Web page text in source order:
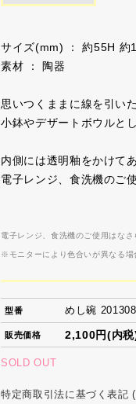
サイズ(mm) ： 約55H 約
素材 ： 陶器
思いつくままに線を引い
小鉢やデザートボウルと
内側には透明釉をかけて
電子レンジ、食洗機のご
電子レンジ、食洗機のご使用はな
※モニターにより色合いが異なる場
型番 めし碗
販売価格 2,100円(内
SOLD OUT
特定商取引法に基づく表記